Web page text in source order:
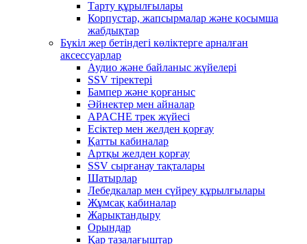
Тарту құрылғылары
Корпустар, жапсырмалар және қосымша
жабдықтар
Бүкіл жер бетіндегі көліктерге арналған
аксессуарлар
Аудио және байланыс жүйелері
SSV тіректері
Бампер және қорғаныс
Әйнектер мен айналар
APACHE трек жүйесі
Есіктер мен желден қорғау
Қатты кабиналар
Артқы желден қорғау
SSV сырғанау тақталары
Шатырлар
Лебедкалар мен сүйреу құрылғылары
Жұмсақ кабиналар
Жарықтандыру
Орындар
Қар тазалағыштар